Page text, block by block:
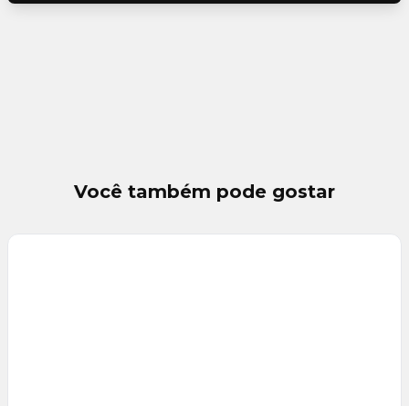
Você também pode gostar